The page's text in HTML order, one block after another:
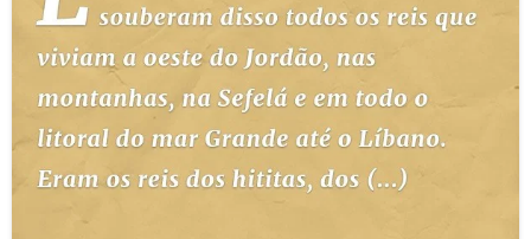
TEMAS
PERGUNTE À BÍBLIA IA
TERMO BÍBLICO JOGOS